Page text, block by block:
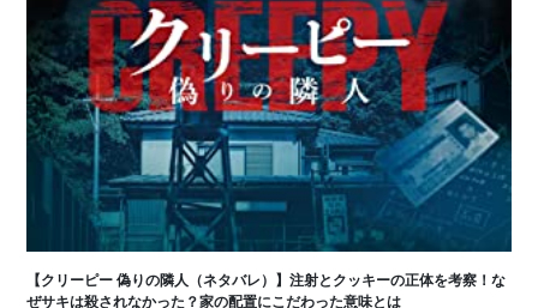
【クリーピー 偽りの隣人（ネタバレ）】注射とクッキーの正体を考察！な
ぜサキは殺されなかった？家の配置にこだわった意味とは